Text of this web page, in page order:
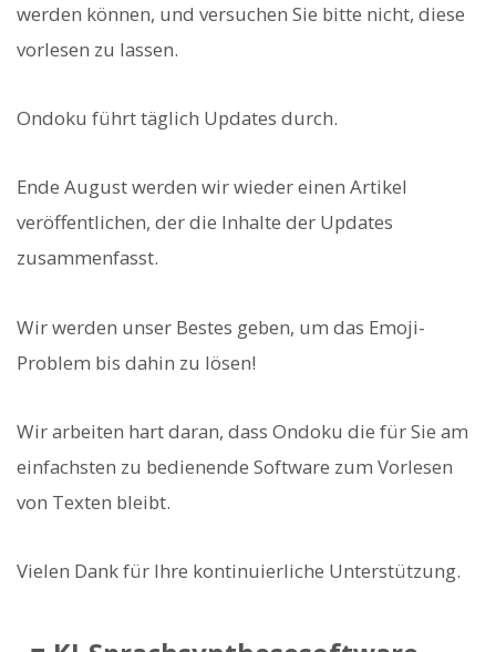
werden können, und versuchen Sie bitte nicht, diese
vorlesen zu lassen.
Ondoku führt täglich Updates durch.
Ende August werden wir wieder einen Artikel
veröffentlichen, der die Inhalte der Updates
zusammenfasst.
Wir werden unser Bestes geben, um das Emoji-
Problem bis dahin zu lösen!
Wir arbeiten hart daran, dass Ondoku die für Sie am
einfachsten zu bedienende Software zum Vorlesen
von Texten bleibt.
Vielen Dank für Ihre kontinuierliche Unterstützung.